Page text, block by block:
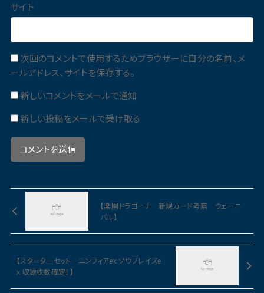
サイト
次回のコメントで使用するためブラウザーに自分の名前、メ
ールアドレス、サイトを保存する。
新しいコメントをメールで通知
新しい投稿をメールで受け取る
【楽園ドラゴーナ 新規カード考察 ウェーニ
バル】
【スターターセット ニンフィアex ソウブレイズe
x 収録枚数確定！】